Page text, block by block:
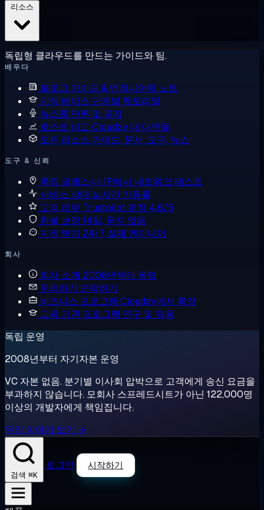
독립형 클라우드를 만드는 가이드와 팀.
배우다
블로그 가이드 & 엔지니어링 노트
지식 베이스 단계별 튜토리얼
뉴스룸 언론 및 공지
호스트 비교 Cloudzy 대 대안들
모든 리소스 가이드, 문서, 도구, 뉴스
도구 & 신뢰
룩킹 글래스 내 IP에서 네트워크 테스트
서비스 상태 실시간 가동률
고객 리뷰 Trustpilot 평점 4.6/5
환불 보장14일, 묻지 않음
지원 받기 24/7, 실제 엔지니어
회사
회사 소개 2008년부터 독립
문의하기 연락하기
비즈니스 프로그램 Cloudzy에서 확장
교육 기관 프로그램 연구 및 팀용
독립 운영
2008년부터 자기자본 운영
VC 자본 없음. 분기별 이사회 압박으로 고객에게 송신 요금을
부과하지 않습니다. 모회사 스프레드시트가 아닌 122,000명
이상의 개발자에게 책임집니다.
우리 이야기 보기 →
검색 ⌘K
로그인 시작하기